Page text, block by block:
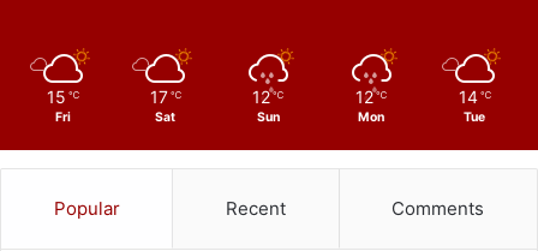
15 ℃
Fri
17 ℃
Sat
12 ℃
Sun
12 ℃
Mon
14 ℃
Tue
Popular Recent Comments